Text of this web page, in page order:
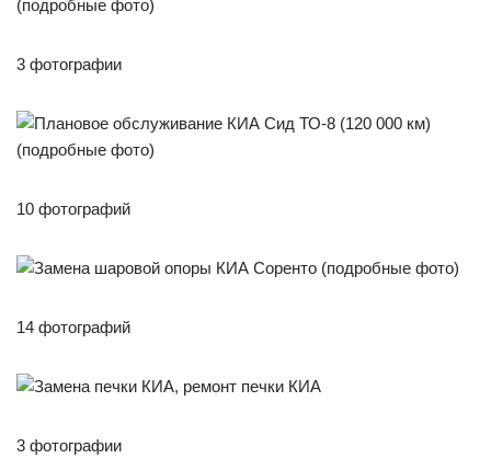
3 фотографии
10 фотографий
14 фотографий
3 фотографии